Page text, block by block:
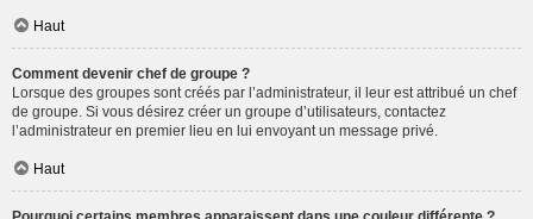
Haut
Comment devenir chef de groupe ?
Lorsque des groupes sont créés par l’administrateur, il leur est attribué un chef
de groupe. Si vous désirez créer un groupe d’utilisateurs, contactez
l’administrateur en premier lieu en lui envoyant un message privé.
Haut